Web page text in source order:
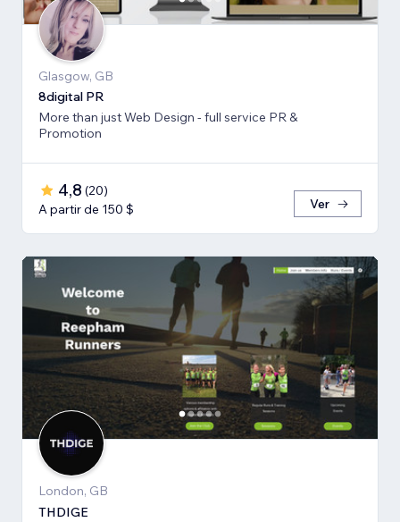
Glasgow, GB
8digital PR
More than just Web Design - full service PR &
Promotion
4,8 (20)
A partir de 150 $
Ver
London, GB
THDIGE